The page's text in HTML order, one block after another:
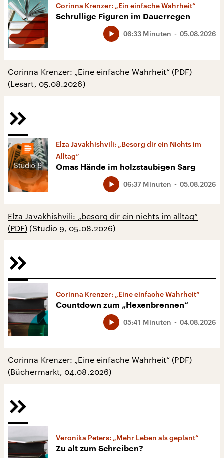
Corinna Krenzer: „Ein einfache Wahrheit“
Schrullige Figuren im Dauerregen
05.08.2026
06:33 Minuten
Corinna Krenzer: „Eine einfache Wahrheit“ (PDF)
(Lesart, 05.08.2026)
Elza Javakhishvili: „Besorg dir ein Nichts im
Alltag“
Omas Hände im holzstaubigen Sarg
05.08.2026
06:37 Minuten
Elza Javakhishvili: „besorg dir ein nichts im alltag“
(PDF) (Studio 9, 05.08.2026)
Corinna Krenzer: „Eine einfache Wahrheit“
Countdown zum „Hexenbrennen“
04.08.2026
05:41 Minuten
Corinna Krenzer: „Eine einfache Wahrheit“ (PDF)
(Büchermarkt, 04.08.2026)
Veronika Peters: „Mehr Leben als geplant“
Zu alt zum Schreiben?